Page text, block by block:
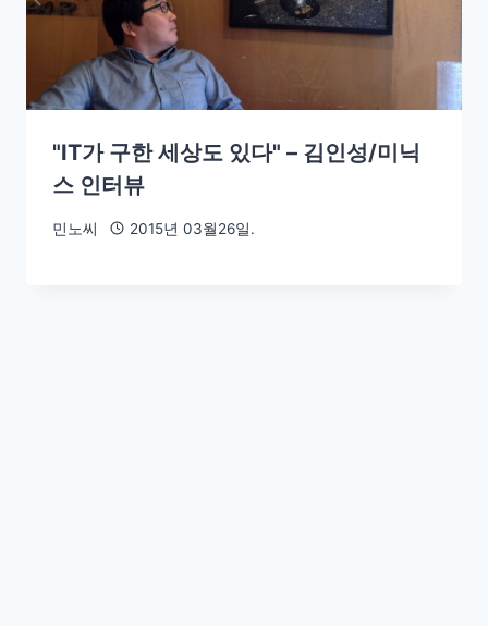
"IT가 구한 세상도 있다" – 김인성/미닉
스 인터뷰
민노씨 2015년 03월26일.